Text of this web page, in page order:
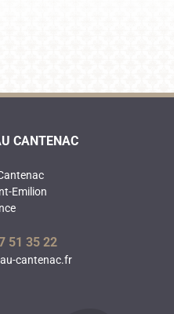
CANTENAC
Emilion
51 35 22
cantenac.fr